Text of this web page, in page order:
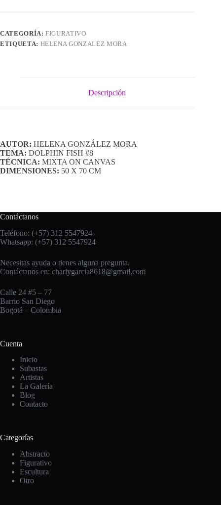
CATEGORÍA:FIGURATIVO
ETIQUETA: HELENA GONZALEZ MORA
Descripción
AUTOR: HELENA GONZÁLEZ MORA
TEMA: DOLPHIN FISH #8
TÉCNICA: MIXTA ON CANVAS
DIMENSIONES: 50 X 70 CM
Contáctanos
Teléfono: (+57) 312 5547924
Whatsapp: (+57) 312 5547924
Necesitas ayuda o tienes alguna pregunta.
Contáctanos en: charlygarcia8618@gmail.com
Calle 24 #5 – 77
Barrio San Diego
Bogotá – Colombia
Cuenta
Inicio
Subastas
Artistas
La Galería
Blog
Contacto
Categorías
Abstracto
Figurativo
Escultura
Otro